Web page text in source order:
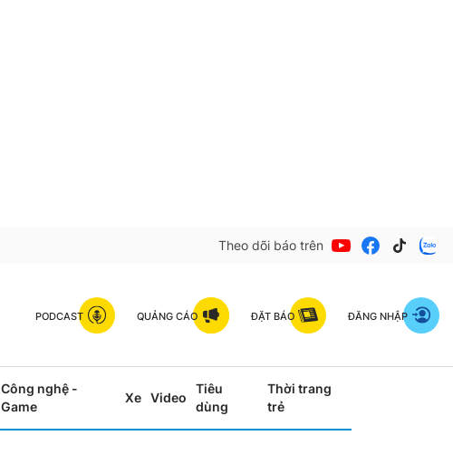
Theo dõi báo trên
PODCAST QUẢNG CÁO ĐẶT BÁO ĐĂNG NHẬP
Công nghệ -
Game
Xe Video
Tiêu
dùng
Thời trang
trẻ